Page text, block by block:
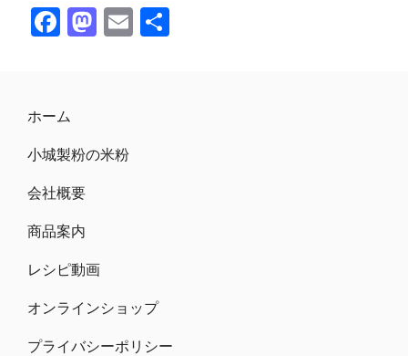
F
b
o
o
k
M
o
n
E
ホーム
小城製粉の米粉
会社概要
商品案内
レシピ動画
オンラインショップ
プライバシーポリシー